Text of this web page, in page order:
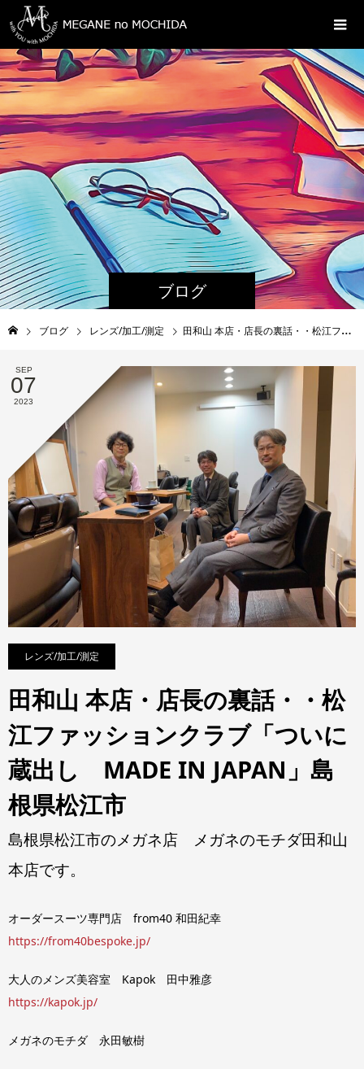
ブログ
ブログ レンズ/加工/測定 田和山 本店・店長の裏話・・松江ファッションクラブ「ついに蔵出し MADE IN JAPAN」島根県松江市
SEP
07
2023
レンズ/加工/測定
田和山 本店・店長の裏話・・松
江ファッションクラブ「ついに
蔵出し MADE IN JAPAN」島
根県松江市
島根県松江市のメガネ店 メガネのモチダ田和山
本店です。
オーダースーツ専門店 from40 和田紀幸
https://from40bespoke.jp/
大人のメンズ美容室 Kapok 田中雅彦
https://kapok.jp/
メガネのモチダ 永田敏樹